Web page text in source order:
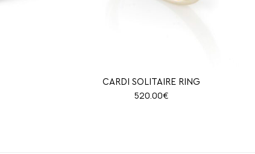
CARDI SOLITAIRE RING
520.00€